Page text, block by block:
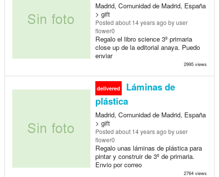
Madrid, Comunidad de Madrid, España
> gift
Posted about 14 years ago by user
flower0
Regalo el libro science 3º primaria
close up de la editorial anaya. Puedo
enviar
2995 views
delivered
Láminas de
plástica
Madrid, Comunidad de Madrid, España
> gift
Posted about 14 years ago by user
flower0
Regalo unas láminas de plástica para
pintar y construir de 3º de primaria.
Envio por correo
2764 views